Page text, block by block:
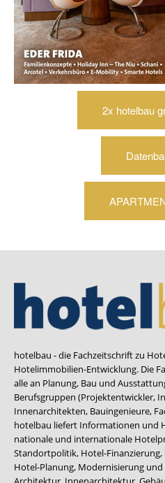
2x hotelbau
hotelbau - die Fachzeitschrift zu
Hotelimmobilien-Entwicklung. Die
alle an Planung, Bau und
Berufsgruppen (Projektentwickler,
Innenarchitekten, Bauingenieure,
hotelbau liefert Informationen und
nationale und internationale
Standortpolitik, Hotel-
Hotel-Planung, Modernisierung